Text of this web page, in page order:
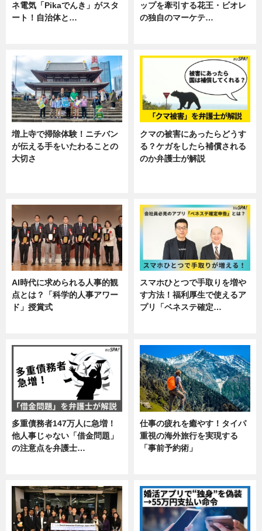
ネ電気「Pikaでんき」がスタ
ート！自治体と…
ップを牽引する花王・ビオレ
の独自のマーケテ…
増上寺で掃除体験！ニチバン
が伝える手をいたわることの
大切さ
クマの被害にあったらどうす
る？ケガをしたら補償される
のか弁護士が解説
AI時代に求められる人事的観
点とは？「科学的人事アワー
ド」授賞式
スマホひとつで手取りを増や
す方法！福利厚生で使えるア
プリ「ベネステ確定…
多重債務者147万人に急増！
他人事じゃない「借金問題」
の注意点を弁護士…
仕事の疲れを癒やす！タイパ
重視の海外旅行を実現する
「事前予約術」